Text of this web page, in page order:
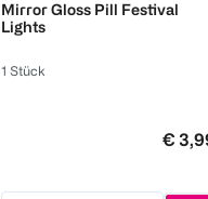
Mirror Gloss Pill Festival
Lights
1 Stück
€